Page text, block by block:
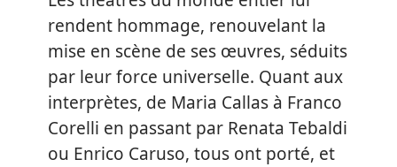
rendent hommage, renouvelant la
mise en scène de ses œuvres, séduits
par leur force universelle. Quant aux
interprètes, de Maria Callas à Franco
Corelli en passant par Renata Tebaldi
ou Enrico Caruso, tous ont porté, et